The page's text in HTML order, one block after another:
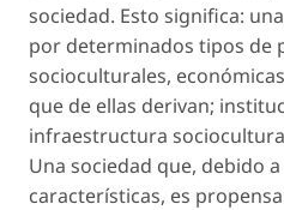
sociedad. Esto significa:
por determinados tipos de
socioculturales,
que de ellas derivan;
infraestructura
Una sociedad que, debido
características, es